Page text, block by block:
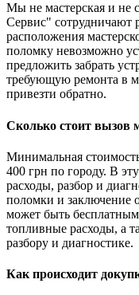
Мы не мастерская и не
Сервис" сотрудничают
расположения
поломку невозможно
предложить забрать
требующую ремонта в
привезти обратно.
Сколько стоит вызов
Минимальная
400 грн по городу. В
расходы, разбор и
поломки и заключение
может быть
топливные расходы, а
разбору и диагностике.
Как происходит